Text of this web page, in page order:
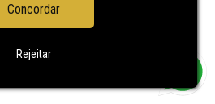
Concordar
Rejeitar